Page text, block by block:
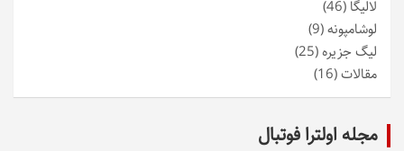
لالیگا (46)
لوشامپونه(9)
لیگ جزیره(25)
مقالات(16)
مجله اولترا فوتبال